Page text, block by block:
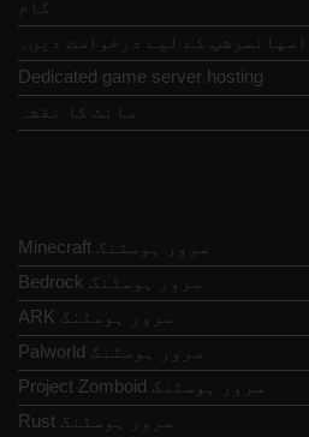
کام
اسپانسرشپ کے لیے درخواست دیں۔
Dedicated game server hosting
سائٹ کا نقشہ
Minecraft سرور ہوسٹنگ
Bedrock سرور ہوسٹنگ
ARK سرور ہوسٹنگ
Palworld سرور ہوسٹنگ
Project Zomboid سرور ہوسٹنگ
Rust سرور ہوسٹنگ